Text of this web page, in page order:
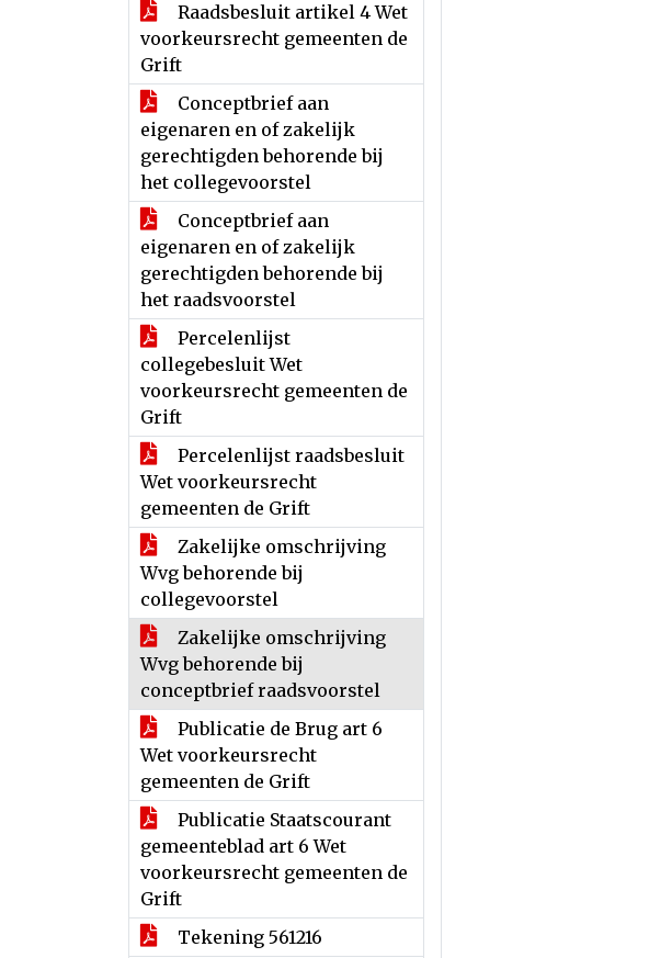
Raadsbesluit artikel 4 Wet
voorkeursrecht gemeenten de
Grift
Conceptbrief aan
eigenaren en of zakelijk
gerechtigden behorende bij
het collegevoorstel
Conceptbrief aan
eigenaren en of zakelijk
gerechtigden behorende bij
het raadsvoorstel
Percelenlijst
collegebesluit Wet
voorkeursrecht gemeenten de
Grift
Percelenlijst raadsbesluit
Wet voorkeursrecht
gemeenten de Grift
Zakelijke omschrijving
Wvg behorende bij
collegevoorstel
Zakelijke omschrijving
Wvg behorende bij
conceptbrief raadsvoorstel
Publicatie de Brug art 6
Wet voorkeursrecht
gemeenten de Grift
Publicatie Staatscourant
gemeenteblad art 6 Wet
voorkeursrecht gemeenten de
Grift
Tekening 561216